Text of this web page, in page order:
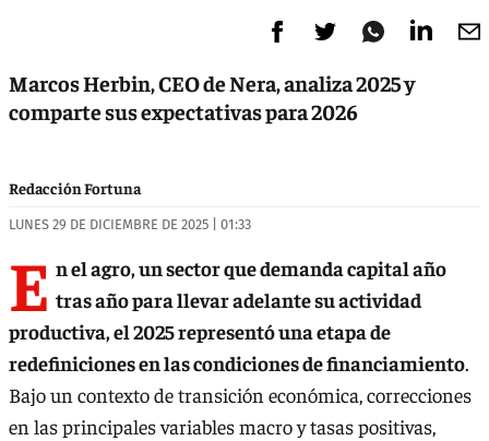
Marcos Herbin, CEO de Nera, analiza 2025 y
comparte sus expectativas para 2026
Redacción Fortuna
LUNES 29 DE DICIEMBRE DE 2025 | 01:33
E n el agro, un sector que demanda capital año
tras año para llevar adelante su actividad
productiva, el 2025 representó una etapa de
redefiniciones en las condiciones de financiamiento.
Bajo un contexto de transición económica, correcciones
en las principales variables macro y tasas positivas,